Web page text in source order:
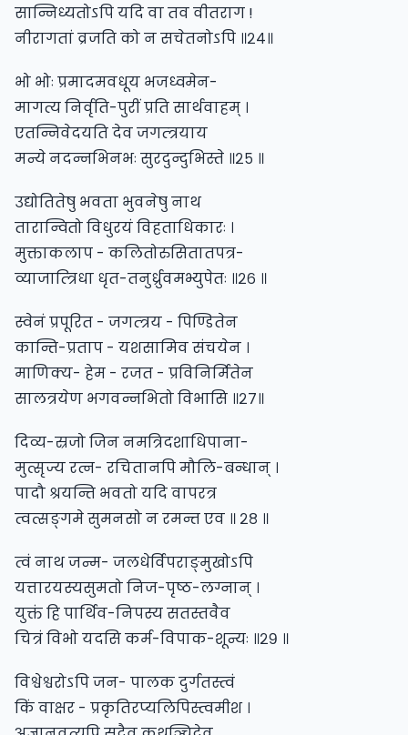
सान्निध्यतोऽपि यदि वा तव वीतराग !
नीरागतां व्रजति को न सचेतनोऽपि ॥२४॥
भो भोः प्रमादमवधूय भजध्वमेन-
मागत्य निर्वृति-पुरीं प्रति सार्थवाहम् ।
एतन्निवेदयति देव जगत्त्रयाय
मन्ये नदन्नभिनभः सुरदुन्दुभिस्ते ॥२५ ॥
उद्योतितेषु भवता भुवनेषु नाथ
तारान्वितो विधुरयं विहताधिकारः ।
मुक्ताकलाप - कलितोरुसितातपत्र-
व्याजात्त्रिधा धृत-तनुर्ध्रुवमभ्युपेतः ॥२६ ॥
स्वेनं प्रपूरित - जगत्त्रय - पिण्डितेन
कान्ति-प्रताप - यशसामिव संचयेन ।
माणिक्य- हेम - रजत - प्रविनिर्मितेन
सालत्रयेण भगवन्नभितो विभासि ॥२७॥
दिव्य-स्रजो जिन नमत्रिदशाधिपाना-
मुत्सृज्य रत्न- रचितानपि मौलि-बन्धान् ।
पादौ श्रयन्ति भवतो यदि वापरत्र
त्वत्सङ्गमे सुमनसो न रमन्त एव ॥ २८ ॥
त्वं नाथ जन्म- जलधेर्विपराङ्‌मुखोऽपि
यत्तारयस्यसुमतो निज-पृष्ठ-लग्नान् ।
युक्तं हि पार्थिव-निपस्य सतस्तवैव
चित्रं विभो यदसि कर्म-विपाक-शून्यः ॥२९ ॥
विश्वेश्वरोऽपि जन- पालक दुर्गतस्त्वं
किं वाक्षर - प्रकृतिरप्यलिपिस्त्वमीश ।